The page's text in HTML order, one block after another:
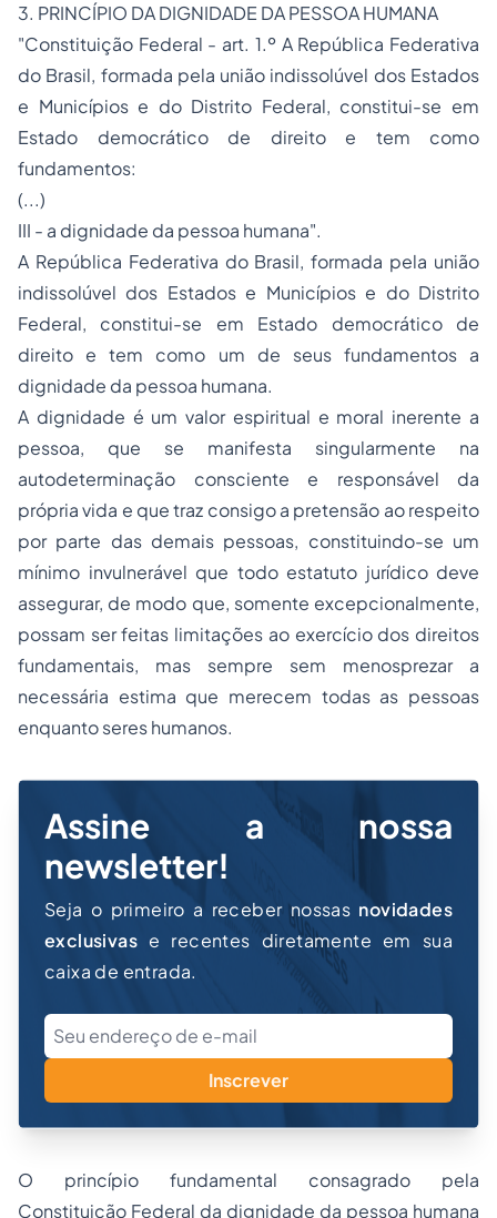
3. PRINCÍPIO DA DIGNIDADE DA PESSOA HUMANA
"Constituição Federal - art. 1.º A República Federativa
do Brasil, formada pela união indissolúvel dos Estados
e Municípios e do Distrito Federal, constitui-se em
Estado democrático de direito e tem como
fundamentos:
(...)
III - a dignidade da pessoa humana".
A República Federativa do Brasil, formada pela união
indissolúvel dos Estados e Municípios e do Distrito
Federal, constitui-se em Estado democrático de
direito e tem como um de seus fundamentos a
dignidade da pessoa humana.
A dignidade é um valor espiritual e moral inerente a
pessoa, que se manifesta singularmente na
autodeterminação consciente e responsável da
própria vida e que traz consigo a pretensão ao respeito
por parte das demais pessoas, constituindo-se um
mínimo invulnerável que todo estatuto jurídico deve
assegurar, de modo que, somente excepcionalmente,
possam ser feitas limitações ao exercício dos direitos
fundamentais, mas sempre sem menosprezar a
necessária estima que merecem todas as pessoas
enquanto seres humanos.
Assine a nossa
newsletter!
Seja o primeiro a receber nossas novidades
exclusivas e recentes diretamente em sua
caixa de entrada.
Inscrever
O princípio fundamental consagrado pela
Constituição Federal da dignidade da pessoa humana